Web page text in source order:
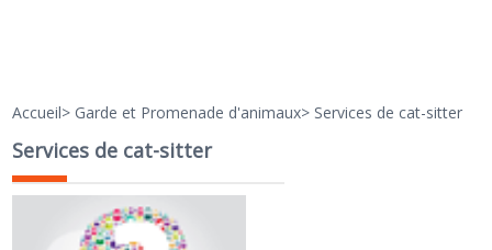
Accueil> Garde et Promenade d'animaux> Services de cat-sitter
Services de cat-sitter